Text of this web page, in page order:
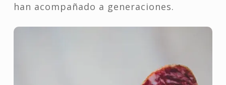
han acompañado a generaciones.